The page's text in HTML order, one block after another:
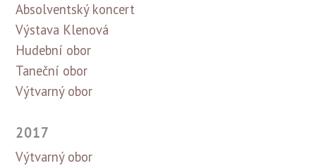
Absolventský koncert
Výstava Klenová
Hudební obor
Taneční obor
Výtvarný obor
2017
Výtvarný obor